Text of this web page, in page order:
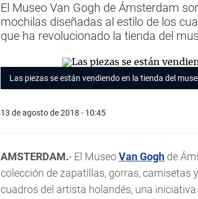
El Museo Van Gogh de Ámsterdam
mochilas diseñadas al estilo de los
que ha revolucionado la tienda del
Las piezas se están vendiendo en la tienda del
13 de agosto de 2018 - 10:45
AMSTERDAM.- El MuseoVan Gogh de
colección de zapatillas, gorras, camisetas
cuadros del artista holandés, una